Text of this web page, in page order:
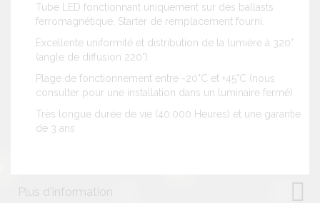
Tube LED fonctionnant uniquement sur des ballasts
ferromagnétique. Starter de remplacement fourni.
Excellente uniformité et distribution de la lumière à 320°
(angle de diffusion 220°).
Plage de fonctionnement entre -20°C et +45°C (nous
consulter pour une installation dans un luminaire fermé)
Très longue durée de vie (40.000 Heures) et une garantie
de 3 ans
Plus d'information